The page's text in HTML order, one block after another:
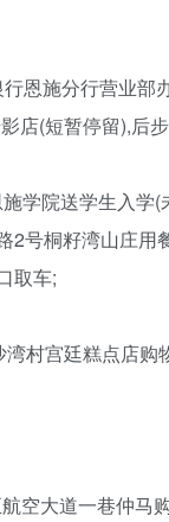
恩施分行营业部
店(短暂停留),后
学院送学生入学
2号桐籽湾山庄用
取车;
村宫廷糕点店购
空大道一巷仲马